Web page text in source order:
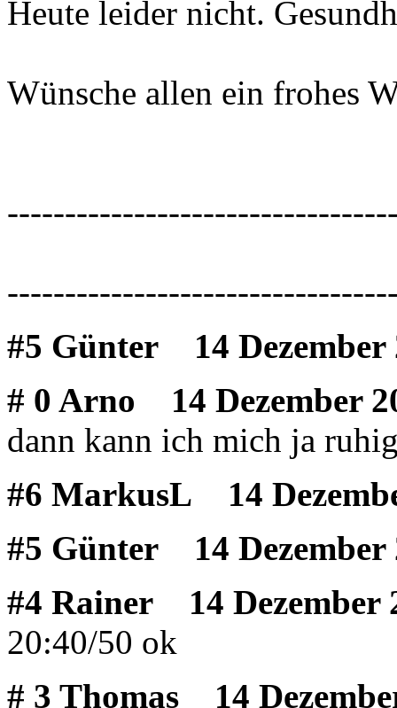
Heute leider nicht.
Wünsche allen ein frohes
#5 Günter
14 Dezember
# 0 Arno
14 Dezember
dann kann ich mich ja
#6 MarkusL
14
#5 Günter
14 Dezember
#4 Rainer
14 Dezember
20:40/50 ok
# 3 Thomas
14